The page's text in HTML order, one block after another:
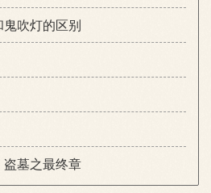
吹灯的区别
盗墓之最终章